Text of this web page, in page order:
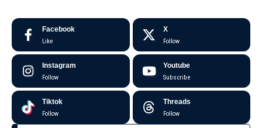
Facebook
Like
X
Follow
Instagram
Follow
Youtube
Subscribe
Tiktok
Follow
Threads
Follow